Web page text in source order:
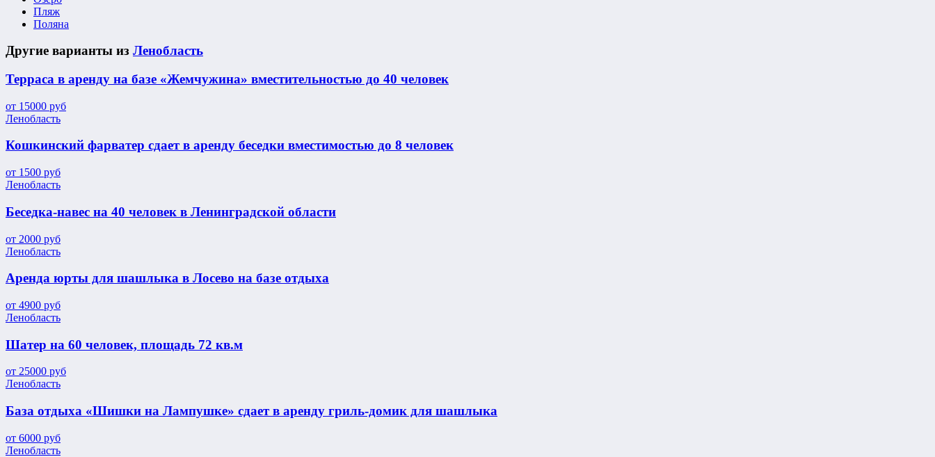
Пляж
Поляна
Другие варианты из Ленобласть
Терраса в аренду на базе «Жемчужина» вместительностью до 40 человек
от 15000 руб
Ленобласть
Кошкинский фарватер сдает в аренду беседки вместимостью до 8 человек
от 1500 руб
Ленобласть
Беседка-навес на 40 человек в Ленинградской области
от 2000 руб
Ленобласть
Аренда юрты для шашлыка в Лосево на базе отдыха
от 4900 руб
Ленобласть
Шатер на 60 человек, площадь 72 кв.м
от 25000 руб
Ленобласть
База отдыха «Шишки на Лампушке» сдает в аренду гриль-домик для шашлыка
от 6000 руб
Ленобласть